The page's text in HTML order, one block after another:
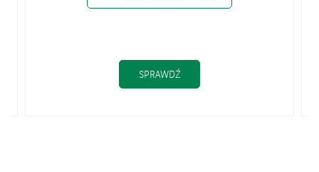
SPRAWDŹSTRATEGICZNA TARCZA